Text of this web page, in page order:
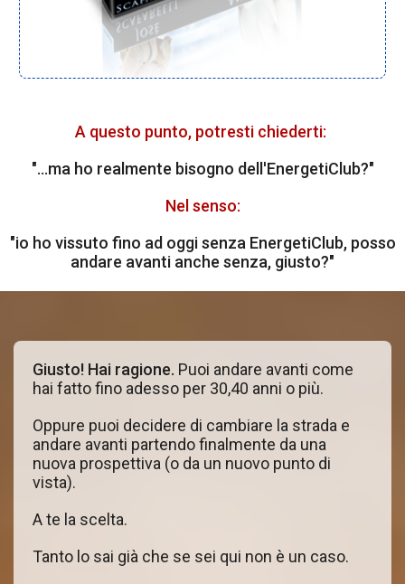
A questo punto, potresti chiederti:
"...ma ho realmente bisogno dell'EnergetiClub?"
Nel senso:
"io ho vissuto fino ad oggi senza EnergetiClub, posso
andare avanti anche senza, giusto?"
Giusto! Hai ragione. Puoi andare avanti come
hai fatto fino adesso per 30,40 anni o più.
Oppure puoi decidere di cambiare la strada e
andare avanti partendo finalmente da una
nuova prospettiva (o da un nuovo punto di
vista).
A te la scelta.
Tanto lo sai già che se sei qui non è un caso.